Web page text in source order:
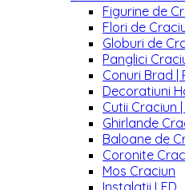
Figurine de
Flori de
Globuri de
Panglici
Conuri Brad |
Decoratiuni
Cutii Craciun
Ghirlande
Baloane de
Coronite
Mos Craciun
Instalatii LED